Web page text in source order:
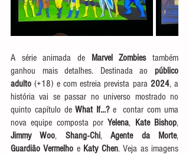
A série animada de Marvel Zombies também
ganhou mais detalhes. Destinada ao público
adulto (+18) e com estreia prevista para 2024, a
história vai se passar no universo mostrado no
quinto capítulo de What If…? e  contar com uma
nova equipe composta por Yelena, Kate Bishop
Jimmy Woo, Shang-Chi, Agente da Morte
Guardião Vermelho e Katy Chen. Veja as imagens